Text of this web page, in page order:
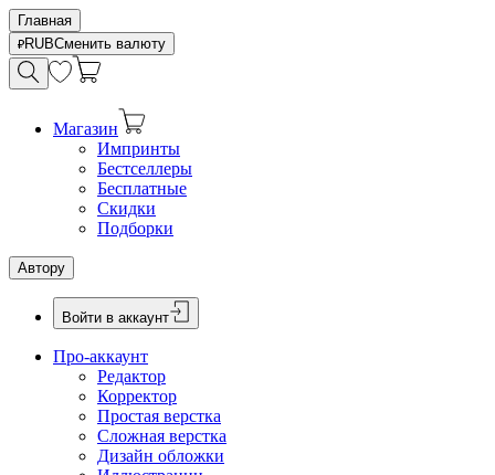
Главная
RUBСменить валюту
Магазин
Импринты
Бестселлеры
Бесплатные
Скидки
Подборки
Автору
Войти в аккаунт
Про-аккаунт
Редактор
Корректор
Простая верстка
Сложная верстка
Дизайн обложки